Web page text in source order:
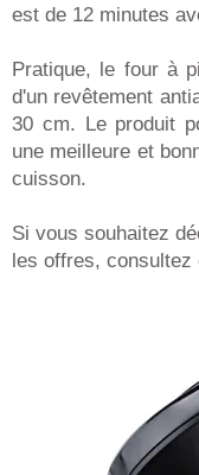
est de 12 minutes
Pratique, le four à
d'un revêtement
30 cm. Le produit
une meilleure et
cuisson.
Si vous souhaitez
les offres,